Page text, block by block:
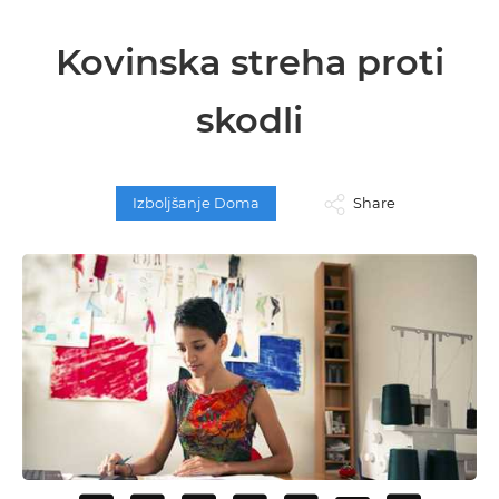
Kovinska streha proti
skodli
Izboljšanje Doma Share